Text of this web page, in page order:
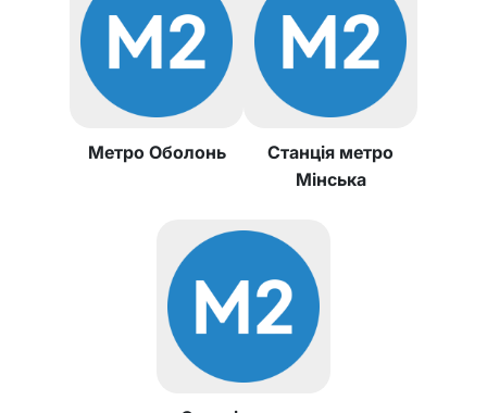
Метро Оболонь
Станція метро
Мінська